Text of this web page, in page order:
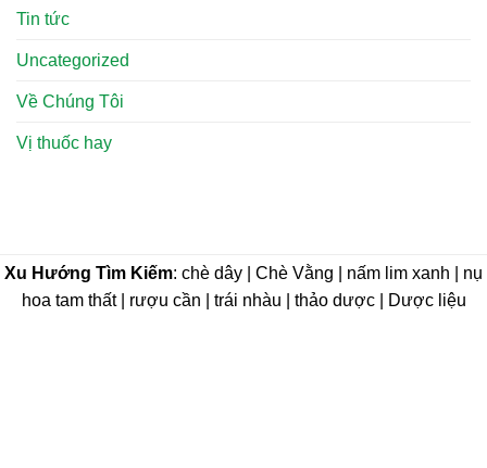
Tin tức
Uncategorized
Về Chúng Tôi
Vị thuốc hay
Xu Hướng Tìm Kiếm: chè dây | Chè Vằng | nấm lim xanh | nụ
hoa tam thất | rượu cần | trái nhàu | thảo dược | Dược liệu